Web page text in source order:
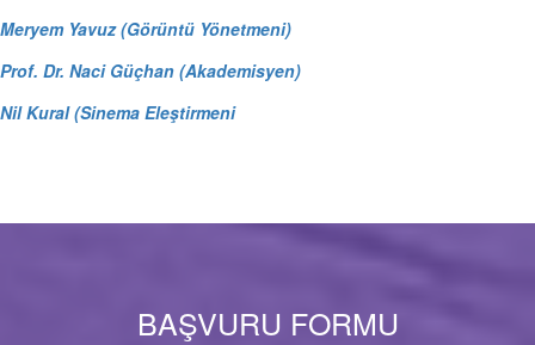
Meryem Yavuz (Görüntü Yönetmeni)
Prof. Dr. Naci Güçhan (Akademisyen)
Nil Kural (Sinema Eleştirmeni
BAŞVURU FORMU